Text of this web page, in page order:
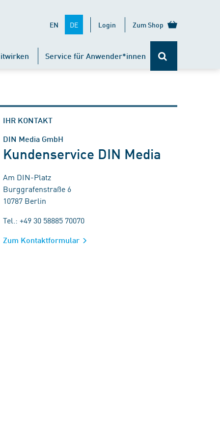
EN DE Login Zum Shop
Service für Anwender*innen
IHR KONTAKT
DIN Media GmbH
Kundenservice DIN Media
Am DIN-Platz
Burggrafenstraße 6
10787 Berlin
Tel.: +49 30 58885 70070
Zum Kontaktformular